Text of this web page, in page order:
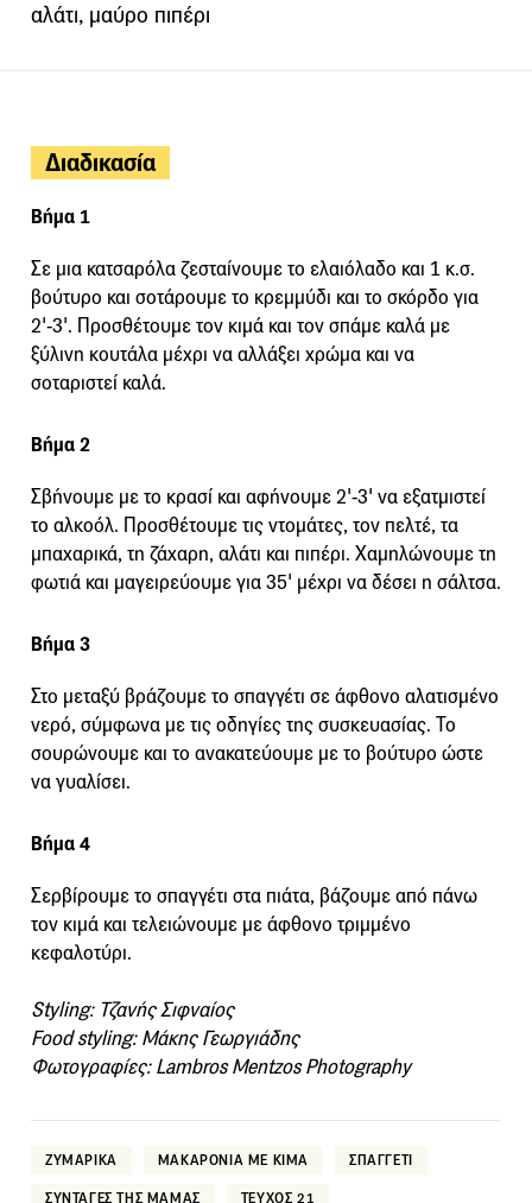
αλάτι, μαύρο πιπέρι
Διαδικασία
Βήμα 1
Σε μια κατσαρόλα ζεσταίνουμε το ελαιόλαδο και 1 κ.σ.
βούτυρο και σοτάρουμε το κρεμμύδι και το σκόρδο για
2'-3'. Προσθέτουμε τον κιμά και τον σπάμε καλά με
ξύλινη κουτάλα μέχρι να αλλάξει χρώμα και να
σοταριστεί καλά.
Βήμα 2
Σβήνουμε με το κρασί και αφήνουμε 2'-3' να εξατμιστεί
το αλκοόλ. Προσθέτουμε τις ντομάτες, τον πελτέ, τα
μπαχαρικά, τη ζάχαρη, αλάτι και πιπέρι. Χαμηλώνουμε τη
φωτιά και μαγειρεύουμε για 35' μέχρι να δέσει η σάλτσα.
Βήμα 3
Στο μεταξύ βράζουμε το σπαγγέτι σε άφθονο αλατισμένο
νερό, σύμφωνα με τις οδηγίες της συσκευασίας. Το
σουρώνουμε και το ανακατεύουμε με το βούτυρο ώστε
να γυαλίσει.
Βήμα 4
Σερβίρουμε το σπαγγέτι στα πιάτα, βάζουμε από πάνω
τον κιμά και τελειώνουμε με άφθονο τριμμένο
κεφαλοτύρι.
Styling: Τζανής Σιφναίος
Food styling: Μάκης Γεωργιάδης
Φωτογραφίες: Lambros Mentzos Photography
ΖΥΜΑΡΙΚΑ ΜΑΚΑΡΟΝΙΑ ΜΕ ΚΙΜΑ ΣΠΑΓΓΕΤΙ
ΣΥΝΤΑΓΕΣ ΤΗΣ ΜΑΜΑΣ ΤΕΥΧΟΣ 21